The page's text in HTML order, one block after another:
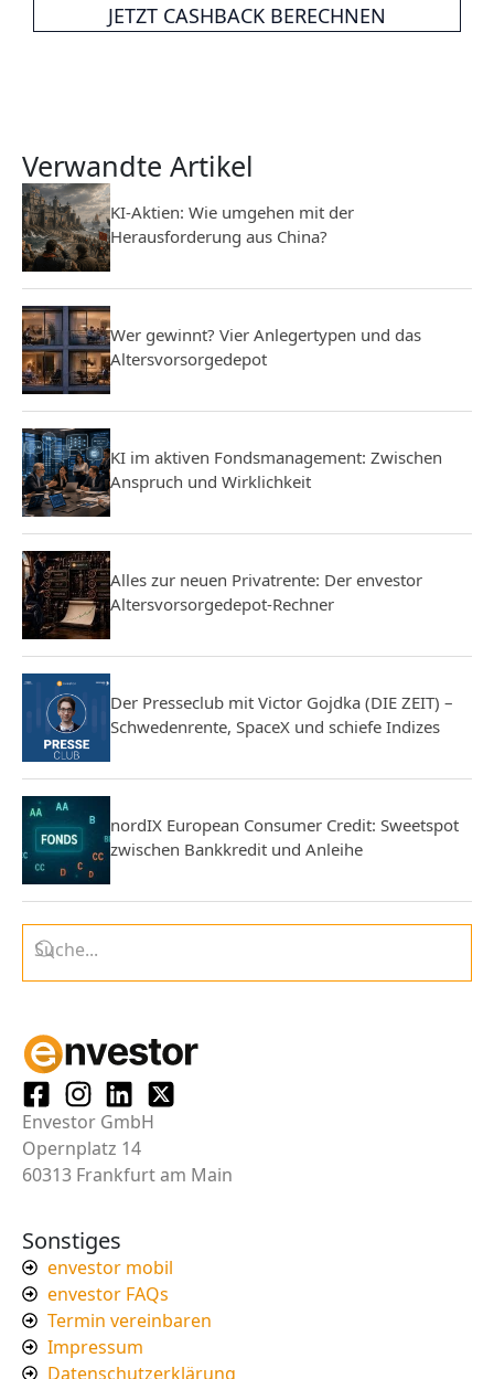
JETZT CASHBACK BERECHNEN
Verwandte Artikel
KI-Aktien: Wie umgehen mit der
Herausforderung aus China?
Wer gewinnt? Vier Anlegertypen und das
Altersvorsorgedepot
KI im aktiven Fondsmanagement: Zwischen
Anspruch und Wirklichkeit
Alles zur neuen Privatrente: Der envestor
Altersvorsorgedepot-Rechner
Der Presseclub mit Victor Gojdka (DIE ZEIT) –
Schwedenrente, SpaceX und schiefe Indizes
nordIX European Consumer Credit: Sweetspot
zwischen Bankkredit und Anleihe
Envestor GmbH
Opernplatz 14
60313 Frankfurt am Main
Sonstiges
envestor mobil
envestor FAQs
Termin vereinbaren
Impressum
Datenschutzerklärung